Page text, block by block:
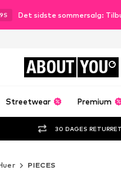
S Det sidste sommersalg:
ABOUT YOU
Streetwear Premium
30 DAGES RETURRET
PIECES